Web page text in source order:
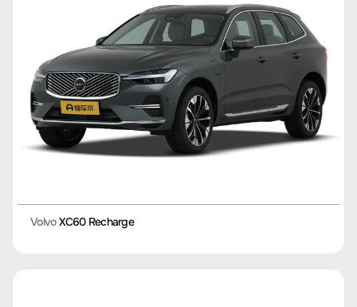
VolvoXC60 Recharge